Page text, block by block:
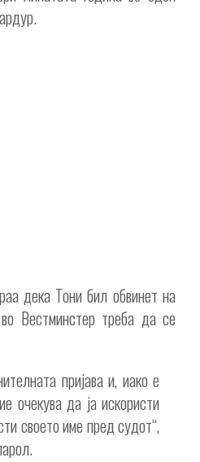
дека Тони бил обвинет на
Вестминстер треба да се
пријава и, иако е
очекува да ја искористи
своето име пред судот“,